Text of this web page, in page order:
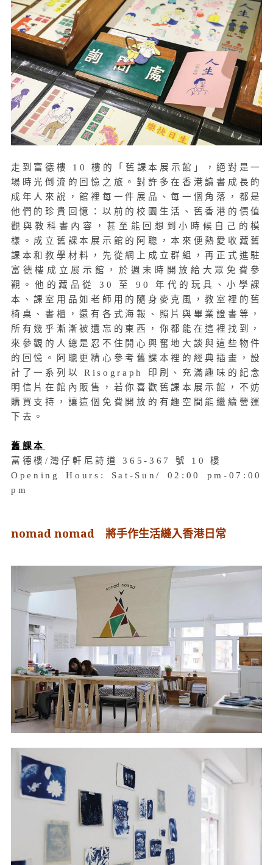
走到富德樓 10 樓的「舊課本展示館」，絕對是一
場時光倒流的回憶之旅。對許多在香港讀書成長的
成年人來說，館裡每一件展品、每一個角落，都是
他們的珍貴回憶：以前的校園生活、舊香港的價值
觀與教科書內容，甚至能回想到小時候自己的模
樣。成立舊課本展示館的阿聰，本來便熱愛收藏舊
課本和教學材料，先從網上成立群組，再正式進駐
富德樓成立展示館，於週末時開放給大眾免費參
觀。他的藏品從 30 至 90 年代的玩具、小學課
本、課室用品如老師用的隨身麥克風，教室裡的舊
椅桌、書櫃，還有各式海報、照片與畢業證書等，
所有幾乎漸漸被遺忘的東西，你都能在這裡找到，
來參觀的人總是忍不住開心興奮地大談與這些物件
的回憶。阿聰更精心參考舊課本裡的經典插畫，設
計了一系列以 Risograph 印刷、充滿趣味的紀念
明信片在館內販售，若你喜歡舊課本展示館，不妨
購買支持，讓這個免費開放的有趣空間能繼續營運
下去。
舊課本
富德樓/灣仔軒尼詩道 365-367 號 10 樓
Opening Hours: Sat-Sun/ 02:00 pm-07:00
pm
nomad nomad 將手作生活縫入香港日常